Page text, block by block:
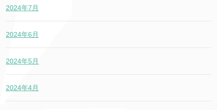
2024年7月
2024年6月
2024年5月
2024年4月